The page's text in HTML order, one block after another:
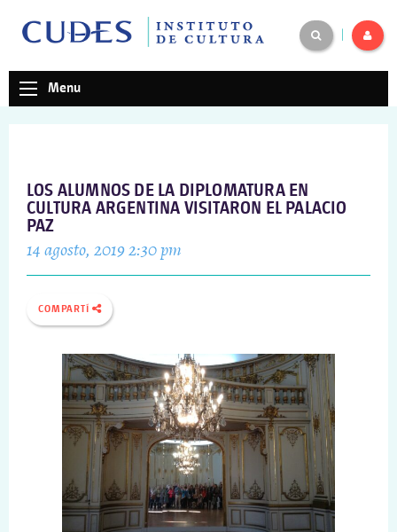
Menu
LOS ALUMNOS DE LA DIPLOMATURA EN
CULTURA ARGENTINA VISITARON EL PALACIO
PAZ
14 agosto, 2019 2:30 pm
COMPARTÍ